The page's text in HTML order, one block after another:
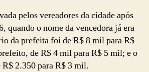
pelos vereadores da cidade após
quando o nome da vencedora já era
da prefeita foi de R$ 8 mil para R$
de R$ 4 mil para R$ 5 mil; e o
R$ 2.350 para R$ 3 mil.